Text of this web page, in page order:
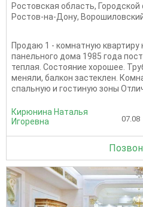
Ростовская область,
Ростов-на-Дону,
Продаю 1 - комнатную квартиру
панельного дома 1985 года
теплая. Состояние хорошее.
меняли, балкон застеклен.
спальную и гостиную зоны
Кирюнина Наталья
Игоревна
07.08